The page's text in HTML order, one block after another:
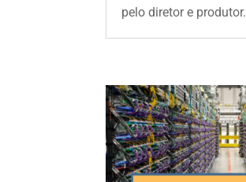
pelo diretor e produtor.